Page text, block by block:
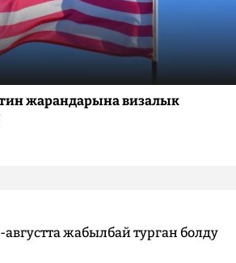
жарандарына визалык
жабылбай турган болду